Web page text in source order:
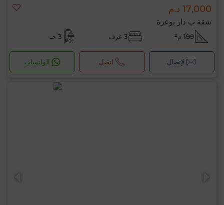
17,000 د.م
شقة ب دار بوعزة
199 م² 3 غرف 3 حـ
لإتصال اتصل الواتساب